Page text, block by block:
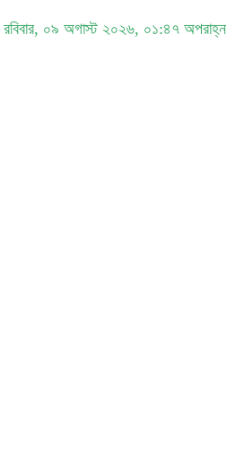
রবিবার, ০৯ অগাস্ট ২০২৬, ০১:৪৭ অপরাহ্ন